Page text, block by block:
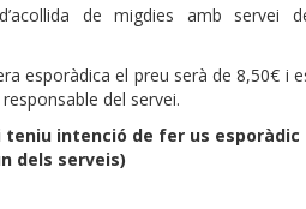
de migdies amb servei
esporàdica el preu serà de 8,50€ i
del servei.
teniu intenció de fer us esporàdic
dels serveis)